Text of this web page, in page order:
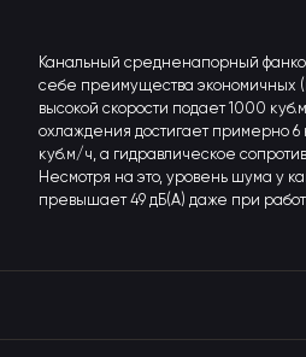
Канальный средненапорный
себе преимущества экономичных
высокой скорости подает 1000
охлаждения достигает примерно 6
куб.м/ч, а гидравлическое
Несмотря на это, уровень шума у
превышает 49 дБ(А) даже при